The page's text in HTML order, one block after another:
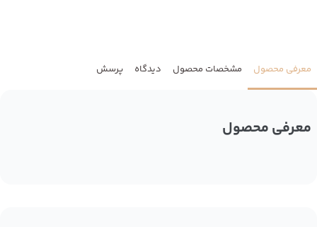
معرفی محصول مشخصات محصول دیدگاه پرسش
معرفی محصول